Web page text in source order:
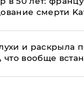
смерти
и раскрыла
вообще